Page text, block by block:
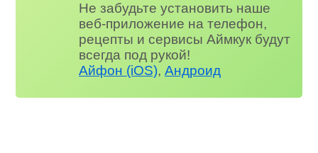
Не забудьте установить наше
веб-приложение на телефон,
рецепты и сервисы Аймкук будут
всегда под рукой!
Айфон (iOS),Андроид